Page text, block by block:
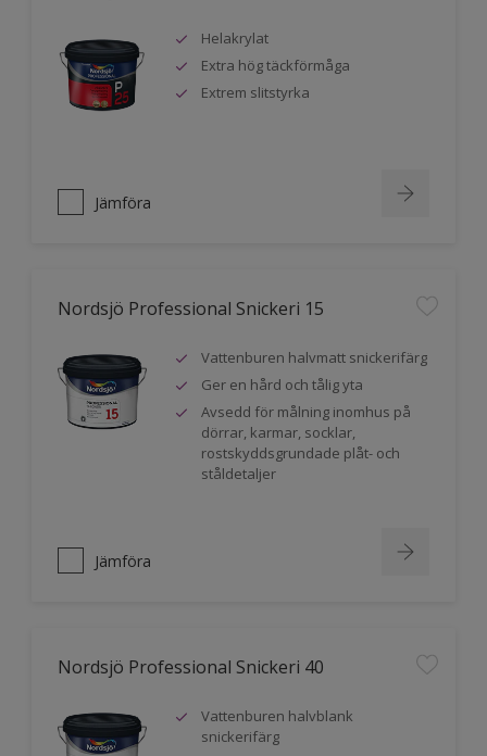
Helakrylat
Extra hög täckförmåga
Extrem slitstyrka
Jämföra
Nordsjö Professional Snickeri 15
Vattenburen halvmatt snickerifärg
Ger en hård och tålig yta
Avsedd för målning inomhus på
dörrar, karmar, socklar,
rostskyddsgrundade plåt- och
ståldetaljer
Jämföra
Nordsjö Professional Snickeri 40
Vattenburen halvblank
snickerifärg